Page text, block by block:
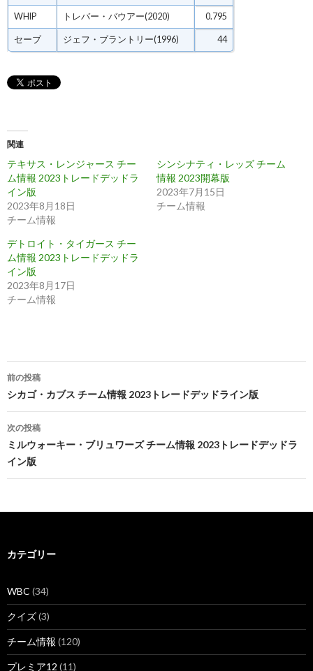
WHIP トレバー・バウアー(2020) 0.795
セーブ ジェフ・ブラントリー(1996) 44
関連
テキサス・レンジャース チー
ム情報 2023トレードデッドラ
イン版
2023年8月18日
チーム情報
シンシナティ・レッズ チーム
情報 2023開幕版
2023年7月15日
チーム情報
デトロイト・タイガース チー
ム情報 2023トレードデッドラ
イン版
2023年8月17日
チーム情報
投
稿
ナ
ビ
ゲ
シ
前の投稿
シカゴ・カブス チーム情報 2023トレードデッドライン版
次の投稿
ミルウォーキー・ブリュワーズ チーム情報 2023トレードデッドラ
イン版
カテゴリー
WBC (34)
クイズ(3)
チーム情報 (120)
プレミア12 (11)